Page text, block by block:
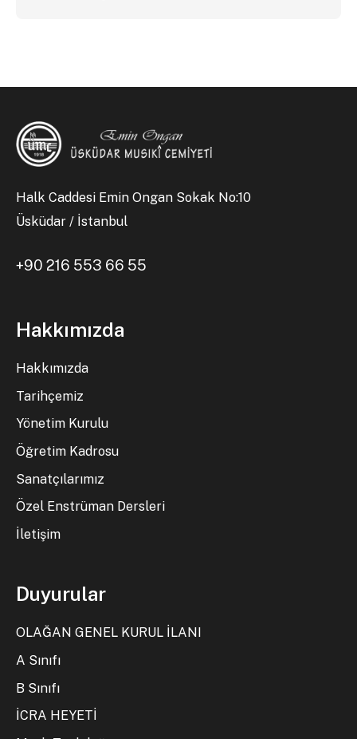
Halk Caddesi Emin Ongan Sokak No:10
Üsküdar / İstanbul
+90 216 553 66 55
Hakkımızda
Hakkımızda
Tarihçemiz
Yönetim Kurulu
Öğretim Kadrosu
Sanatçılarımız
Özel Enstrüman Dersleri
İletişim
Duyurular
OLAĞAN GENEL KURUL İLANI
A Sınıfı
B Sınıfı
İCRA HEYETİ